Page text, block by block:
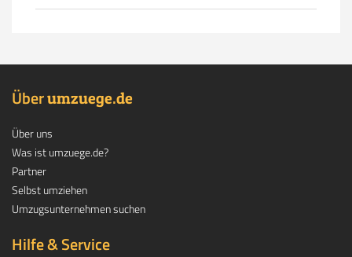
Überumzuege.de
Über uns
Was ist umzuege.de?
Partner
Selbst umziehen
Umzugsunternehmen suchen
Hilfe & Service